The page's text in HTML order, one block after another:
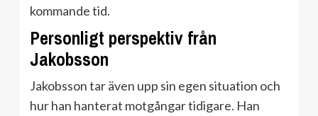
kommande tid.
Personligt perspektiv från
Jakobsson
Jakobsson tar även upp sin egen situation och
hur han hanterat motgångar tidigare. Han